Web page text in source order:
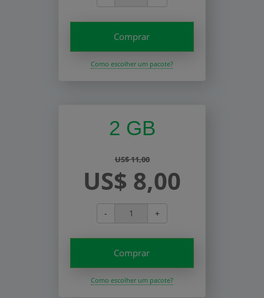
Comprar
Como escolher um pacote?
2 GB
US$ 11,00
US$ 8,00
- +
Comprar
Como escolher um pacote?